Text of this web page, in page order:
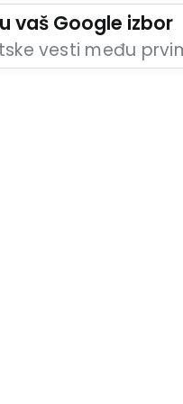
vaš Google izbor
vesti među